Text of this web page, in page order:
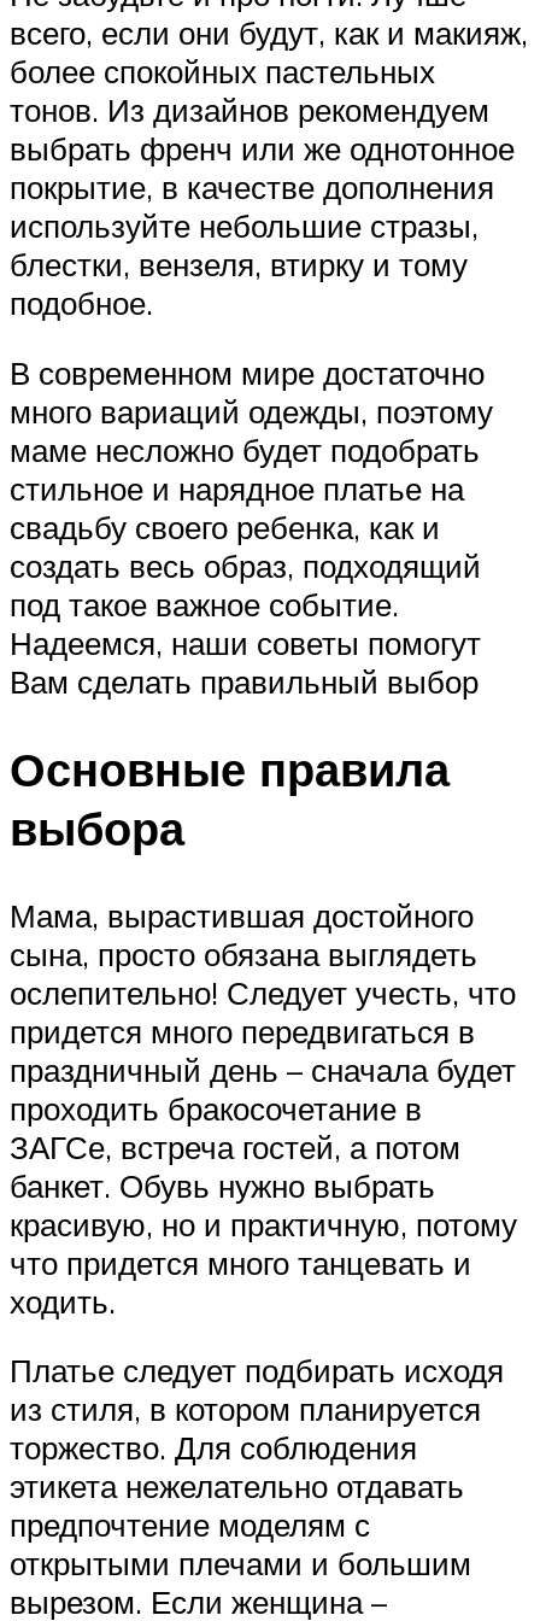
всего, если они будут, как и макияж,
более спокойных пастельных
тонов. Из дизайнов рекомендуем
выбрать френч или же однотонное
покрытие, в качестве дополнения
используйте небольшие стразы,
блестки, вензеля, втирку и тому
подобное.
В современном мире достаточно
много вариаций одежды, поэтому
маме несложно будет подобрать
стильное и нарядное платье на
свадьбу своего ребенка, как и
создать весь образ, подходящий
под такое важное событие.
Надеемся, наши советы помогут
Вам сделать правильный выбор
Основные правила
выбора
Мама, вырастившая достойного
сына, просто обязана выглядеть
ослепительно! Следует учесть, что
придется много передвигаться в
праздничный день – сначала будет
проходить бракосочетание в
ЗАГСе, встреча гостей, а потом
банкет. Обувь нужно выбрать
красивую, но и практичную, потому
что придется много танцевать и
ходить.
Платье следует подбирать исходя
из стиля, в котором планируется
торжество. Для соблюдения
этикета нежелательно отдавать
предпочтение моделям с
открытыми плечами и большим
вырезом. Если женщина –